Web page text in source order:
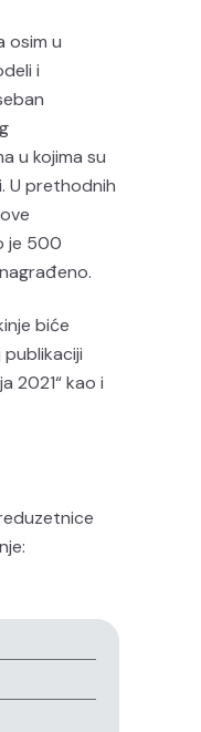
osim u
i
u kojima su
U prethodnih
je 500
biće
2021“ kao i